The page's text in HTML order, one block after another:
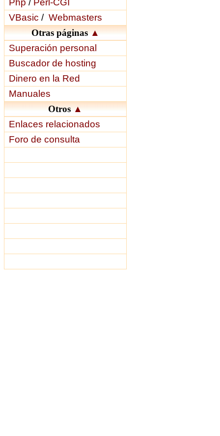
Php / Perl-CGI
VBasic / Webmasters
Otras páginas▲
Superación personal
Buscador de hosting
Dinero en la Red
Manuales
Otros▲
Enlaces relacionados
Foro de consulta